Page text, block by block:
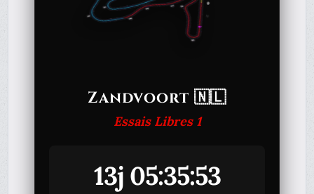
Zandvoort 🇳🇱
Essais Libres 1
13j 05:35:53